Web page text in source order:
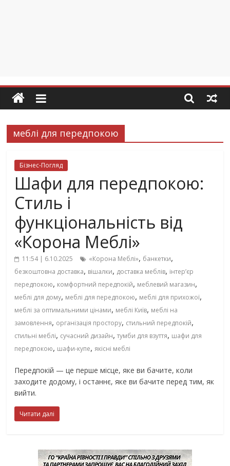
меблі для передпокою
Бізнес-Погляд
Шафи для передпокою:
Стиль і
функціональність від
«Корона Меблі»
11:54 | 6.10.2025 «Корона Меблі», банкетки,
безкоштовна доставка, вішалки, доставка меблів, інтер’єр
передпокою, комфортний передпокій, меблевий магазин,
меблі для дому, меблі для передпокою, меблі для прихожої,
меблі за оптимальними цінами, меблі Київ, меблі на
замовлення, організація простору, стильний передпокій,
стильні меблі, сучасний дизайн,тумби для взуття, шафи для
передпокою, шафи-купе, якісні меблі
Передпокій — це перше місце, яке ви бачите, коли
заходите додому, і останнє, яке ви бачите перед тим, як
вийти.
Читати далі